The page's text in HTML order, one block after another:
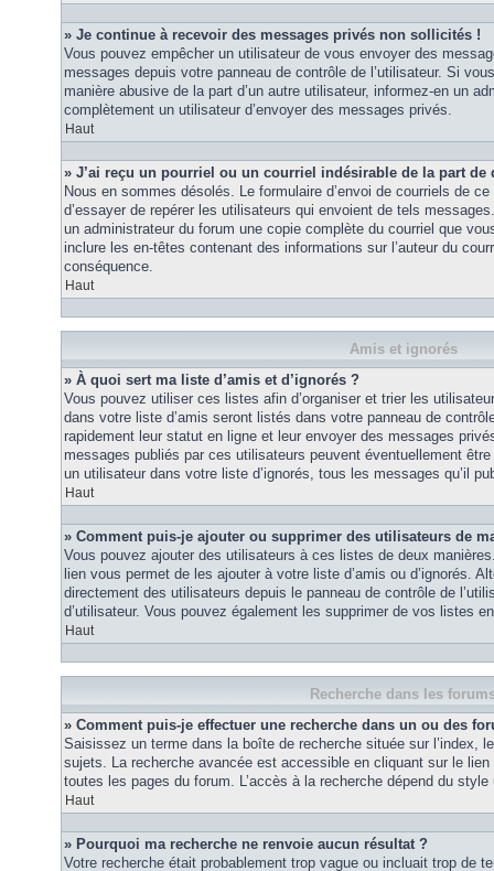
» Je continue à recevoir des messages privés non sollicités !
Vous pouvez empêcher un utilisateur de vous envoyer des
messages depuis votre panneau de contrôle de l’utilisateur. Si
manière abusive de la part d’un autre utilisateur, informez-en un
complètement un utilisateur d’envoyer des messages privés.
Haut
» J’ai reçu un pourriel ou un courriel indésirable de la part de
Nous en sommes désolés. Le formulaire d’envoi de courriels de
d’essayer de repérer les utilisateurs qui envoient de tels
un administrateur du forum une copie complète du courriel que
inclure les en-têtes contenant des informations sur l’auteur du
conséquence.
Haut
Amis et ignorés
» À quoi sert ma liste d’amis et d’ignorés ?
Vous pouvez utiliser ces listes afin d’organiser et trier les
dans votre liste d’amis seront listés dans votre panneau de
rapidement leur statut en ligne et leur envoyer des messages
messages publiés par ces utilisateurs peuvent éventuellement
un utilisateur dans votre liste d’ignorés, tous les messages qu’il
Haut
» Comment puis-je ajouter ou supprimer des utilisateurs de
Vous pouvez ajouter des utilisateurs à ces listes de deux
lien vous permet de les ajouter à votre liste d’amis ou d’ignorés.
directement des utilisateurs depuis le panneau de contrôle de
d’utilisateur. Vous pouvez également les supprimer de vos listes
Haut
Recherche dans les
» Comment puis-je effectuer une recherche dans un ou des
Saisissez un terme dans la boîte de recherche située sur l’index,
sujets. La recherche avancée est accessible en cliquant sur le
toutes les pages du forum. L’accès à la recherche dépend du style
Haut
» Pourquoi ma recherche ne renvoie aucun résultat ?
Votre recherche était probablement trop vague ou incluait trop de